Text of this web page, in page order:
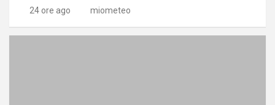
24 ore ago miometeo